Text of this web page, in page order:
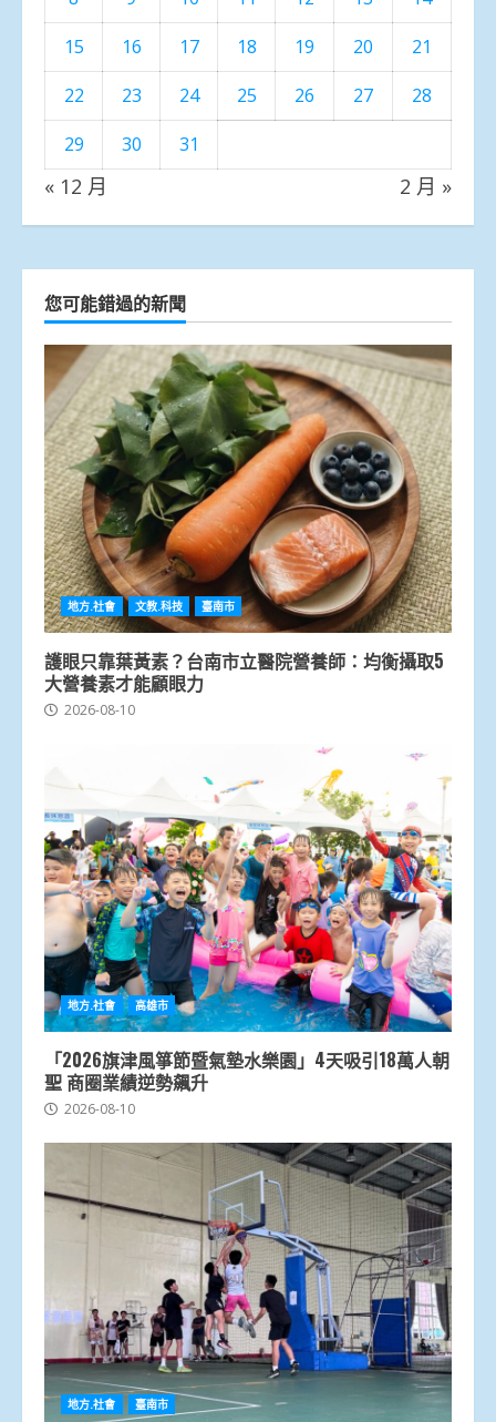
15
16 17 18 19 20
21
22
23 24 25 26 27
28
29
30 31
« 12 月 2 月 »
您可能錯過的新聞
地方.社會 文教.科技 臺南市
護眼只靠葉黃素？台南市立醫院營養師：均衡攝取5
大營養素才能顧眼力
2026-08-10
地方.社會 高雄市
「2026旗津風箏節暨氣墊水樂園」4天吸引18萬人朝
聖 商圈業績逆勢飆升
2026-08-10
地方.社會 臺南市